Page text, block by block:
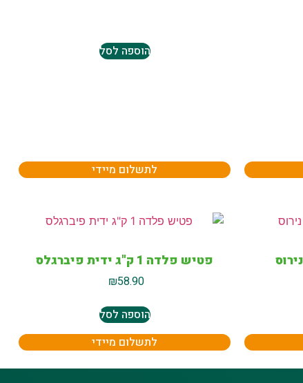
הוספה לסל
לתשלום מיידי
פטיש פלדה 1 ק"ג ידית פיברגלס
₪58.90
הוספה לסל
לתשלום מיידי